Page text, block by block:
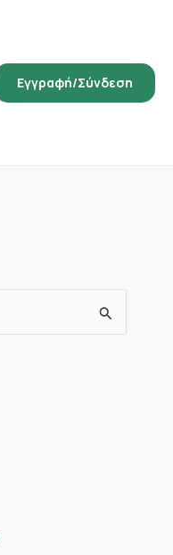
Εγγραφή/Σύνδεση